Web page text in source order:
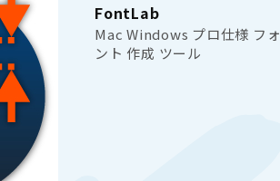
FontLab
Mac Windows プロ仕様 フォ
ント 作成 ツール